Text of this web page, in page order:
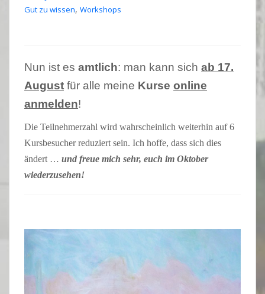
Gut zu wissen, Workshops
Nun ist es amtlich: man kann sich ab 17.
August für alle meine Kurse online
anmelden!
Die Teilnehmerzahl wird wahrscheinlich weiterhin auf 6
Kursbesucher reduziert sein. Ich hoffe, dass sich dies
ändert … und freue mich sehr, euch im Oktober
wiederzusehen!